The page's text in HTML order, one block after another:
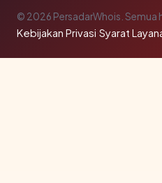
© 2026 PersadarWhois. Semua
Kebijakan Privasi·Syarat